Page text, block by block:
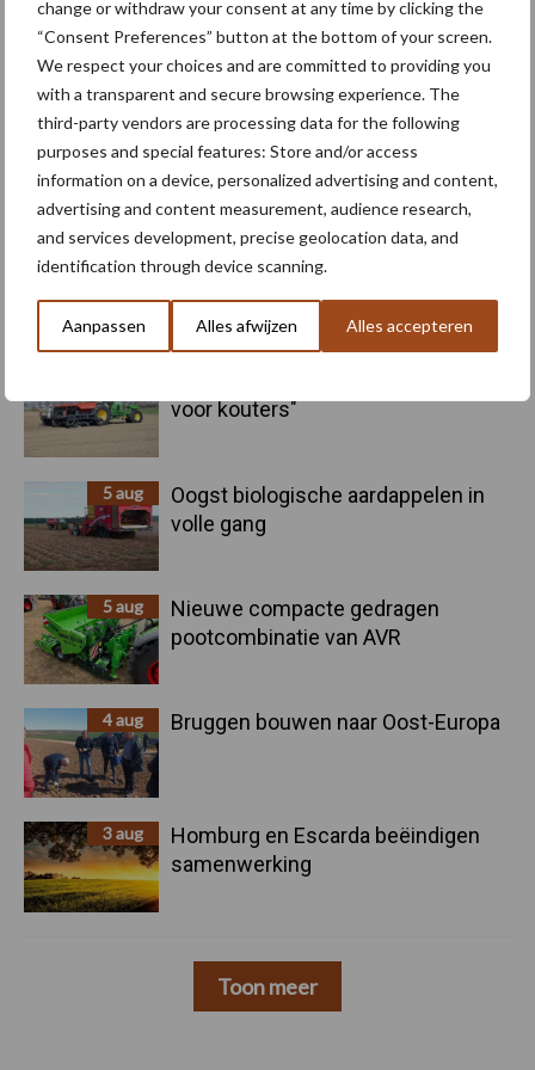
change or withdraw your consent at any time by clicking the
“Consent Preferences” button at the bottom of your screen.
We respect your choices and are committed to providing you
with a transparent and secure browsing experience. The
third-party vendors are processing data for the following
purposes and special features: Store and/or access
information on a device, personalized advertising and content,
advertising and content measurement, audience research,
and services development, precise geolocation data, and
identification through device scanning.
Aanpassen Alles afwijzen Alles accepteren
Primaire
Sidebar
Recent nieuws Partner nieuws
voor kouters"
5 aug
Oogst biologische aardappelen in
volle gang
5 aug
Nieuwe compacte gedragen
pootcombinatie van AVR
4 aug Bruggen bouwen naar Oost-Europa
3 aug
Homburg en Escarda beëindigen
samenwerking
Toon meer
Aardappelrassen Aardappelprijs